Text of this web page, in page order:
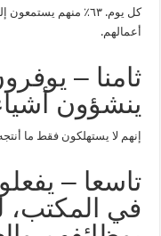
كل يوم. ٦٣٪ منهم
أعمالهم.
ثامنا –
ينشؤون
إنهم لا يستهلكون فقط ما
تاسعا –
في المكتب،